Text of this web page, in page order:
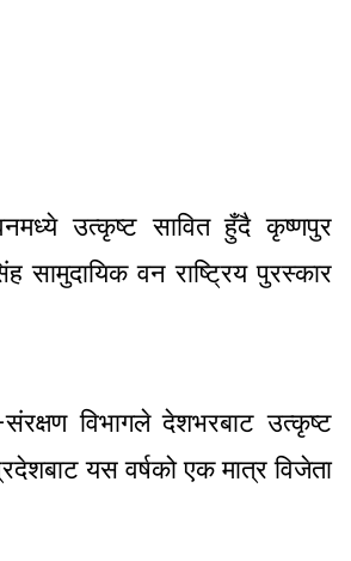
उत्कृष्ट सावित हुँदै कृष्णपुर
सामुदायिक वन राष्ट्रिय पुरस्कार
विभागले देशभरबाट उत्कृष्ट
यस वर्षको एक मात्र विजेता